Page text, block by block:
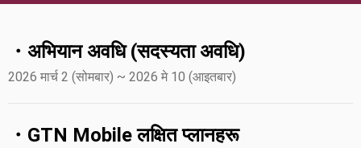
・अभियान अवधि (सदस्यता अवधि)
2026 मार्च 2 (सोमबार) ~ 2026 मे 10 (आइतबार)
・GTN Mobile लक्षित प्लानहरू